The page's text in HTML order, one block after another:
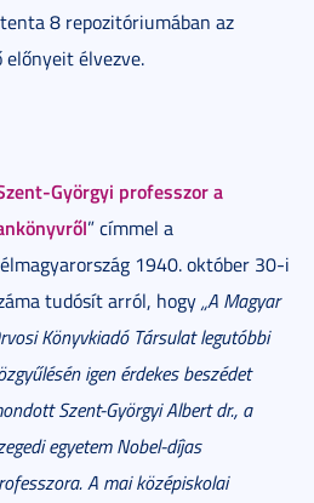
8 repozitóriumában az
előnyeit élvezve.
Györgyi professzor a
” címmel a
1940. október 30-i
tudósít arról, hogy„A Magyar
Könyvkiadó Társulat legutóbbi
igen érdekes beszédet
Szent-Györgyi Albert dr., a
egyetem Nobel-díjas
A mai középiskolai